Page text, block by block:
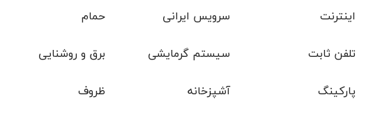
اینترنت سرویس ایرانی
حمام
تلفن ثابت سیستم گرمایشی
برق و روشنایی
پاركينگ آشپزخانه
ظروف